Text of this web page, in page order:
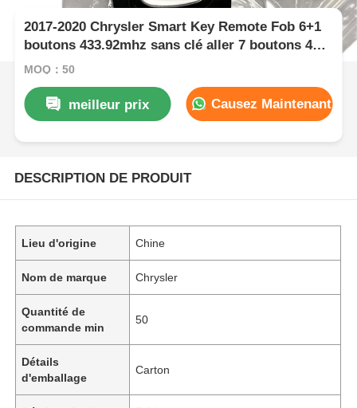
2017-2020 Chrysler Smart Key Remote Fob 6+1
boutons 433.92mhz sans clé aller 7 boutons 4A
CHIP FCC ID: M3N97395900
MOQ：50
meilleur prix Causez Maintenant
DESCRIPTION DE PRODUIT
Lieu d'origine Chine
Nom de marque Chrysler
Quantité de
commande min
50
Détails
d'emballage
Carton